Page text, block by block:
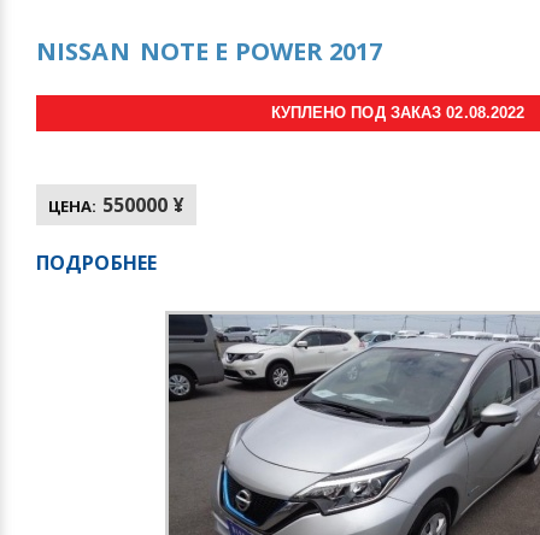
NISSAN NOTE E POWER 2017
КУПЛЕНО ПОД ЗАКАЗ 02.08.2022
ЦЕНА: 550000 ¥
ПОДРОБНЕЕ